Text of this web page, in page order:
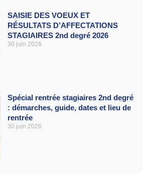
SAISIE DES VOEUX ET
RÉSULTATS D’AFFECTATIONS
STAGIAIRES 2nd degré 2026
30 juin 2026
Spécial rentrée stagiaires 2nd degré
: démarches, guide, dates et lieu de
rentrée
30 juin 2026